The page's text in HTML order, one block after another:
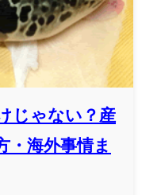
じゃない？産
・海外事情ま